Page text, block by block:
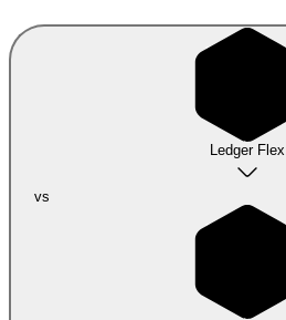
Ledger Flex
vs